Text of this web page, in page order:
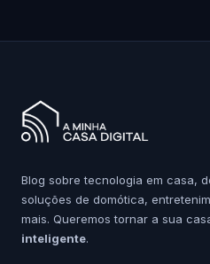
Blog sobre tecnologia em casa,
soluções de domótica,
mais. Queremos tornar a sua
inteligente.